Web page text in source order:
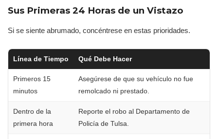
Sus Primeras 24 Horas de un Vistazo
Si se siente abrumado, concéntrese en estas prioridades.
Línea de Tiempo Qué Debe Hacer
Primeros 15
minutos
Asegúrese de que su vehículo no fue
remolcado ni prestado.
Dentro de la
primera hora
Reporte el robo al Departamento de
Policía de Tulsa.